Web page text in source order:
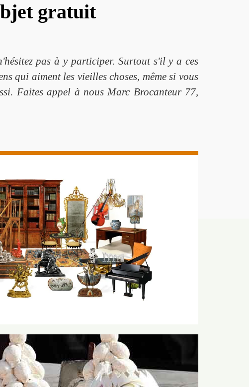
gratuit
pas à y participer. Surtout s'il y a ces
qui aiment les vieilles choses, même si vous
Faites appel à nous Marc Brocanteur 77,